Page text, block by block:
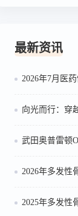
最新资讯
2026年7月医药健康投融资全景
向光而行：穿越“
武田奥普雷顿Oveporexton获
2026年多发性骨髓
2025年多发性骨髓